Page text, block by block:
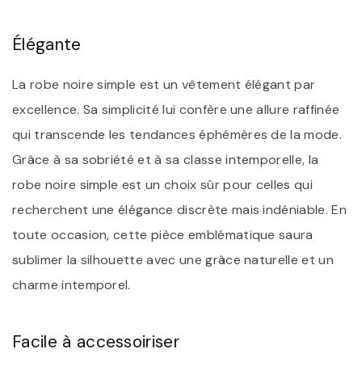
Élégante
La robe noire simple est un vêtement élégant par
excellence. Sa simplicité lui confère une allure raffinée
qui transcende les tendances éphémères de la mode.
Grâce à sa sobriété et à sa classe intemporelle, la
robe noire simple est un choix sûr pour celles qui
recherchent une élégance discrète mais indéniable. En
toute occasion, cette pièce emblématique saura
sublimer la silhouette avec une grâce naturelle et un
charme intemporel.
Facile à accessoiriser